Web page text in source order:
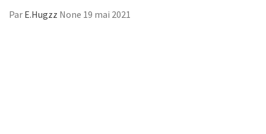
Par E.Hugzz None 19 mai 2021